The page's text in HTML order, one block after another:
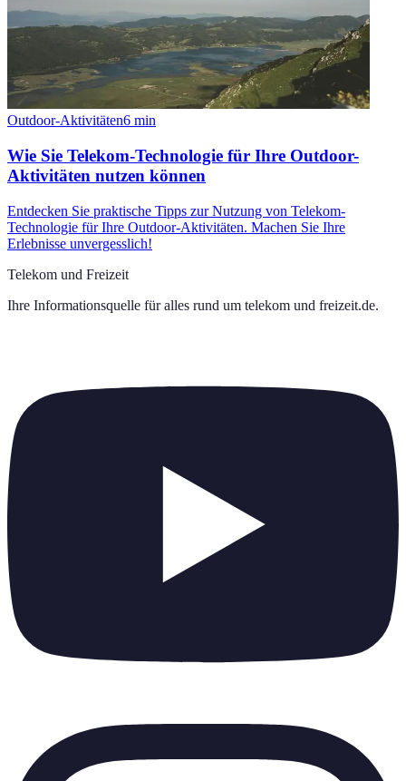
Outdoor-Aktivitäten6 min
Wie Sie Telekom-Technologie für Ihre Outdoor-
Aktivitäten nutzen können
Entdecken Sie praktische Tipps zur Nutzung von Telekom-
Technologie für Ihre Outdoor-Aktivitäten. Machen Sie Ihre
Erlebnisse unvergesslich!
Telekom und Freizeit
Ihre Informationsquelle für alles rund um telekom und freizeit.de.